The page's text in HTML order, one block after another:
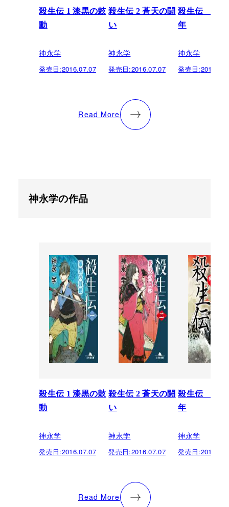
殺生伝 1 漆黒の鼓
動
神永学
発売日:2016.07.07
殺生伝 2 蒼天の闘
い
神永学
発売日:2016.07.07
殺生伝 疾風
年
神永学
発売日:
Read More
神永学の作品
殺生伝 1 漆黒の鼓
動
神永学
発売日:2016.07.07
殺生伝 2 蒼天の闘
い
神永学
発売日:2016.07.07
殺生伝 疾風
年
神永学
発売日:
Read More